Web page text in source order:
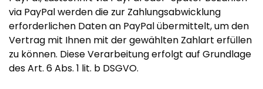
via PayPal werden die zur Zahlungsabwicklung
erforderlichen Daten an PayPal übermittelt, um den
Vertrag mit Ihnen mit der gewählten Zahlart erfüllen
zu können. Diese Verarbeitung erfolgt auf Grundlage
des Art. 6 Abs. 1 lit. b DSGVO.